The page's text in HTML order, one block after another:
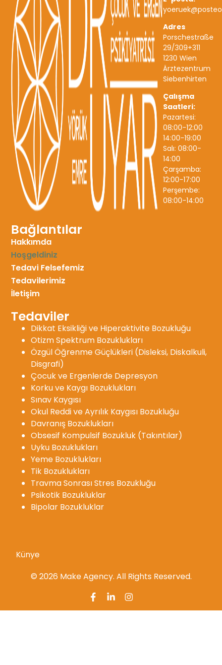
Adres
Porschestraße
29/309+311
1230 Wien
Ärztezentrum
Siebenhirten
Çalışma
Saatleri:
Pazartesi:
08:00-12:00
14:00-19:00
Salı: 08:00-
14:00
Çarşamba:
12:00-17:00
Perşembe:
08:00-14:00
Bağlantılar
Hakkımda
Hoşgeldiniz
Tedavi Felsefemiz
Tedavilerimiz
İletişim
Tedaviler
Dikkat Eksikliği ve Hiperaktivite Bozukluğu
Otizm Spektrum Bozuklukları
Özgül Öğrenme Güçlükleri (Disleksi, Diskalkuli,
Disgrafi)
Çocuk ve Ergenlerde Depresyon
Korku ve Kaygı Bozuklukları
Sınav Kaygısı
Okul Reddi ve Ayrılık Kaygısı Bozukluğu
Davranış Bozuklukları
Obsesif Kompulsif Bozukluk (Takıntılar)
Uyku Bozuklukları
Yeme Bozuklukları
Tik Bozuklukları
Travma Sonrası Stres Bozukluğu
Psikotik Bozukluklar
Bipolar Bozukluklar
Künye
© 2026 Make Agency. All Rights Reserved.